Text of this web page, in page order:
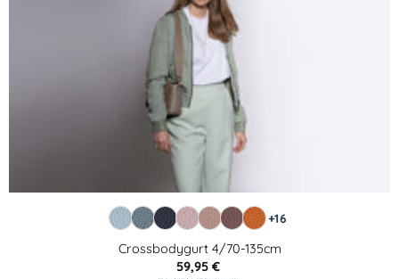
+16
Crossbodygurt 4/70-135cm
59,95 €